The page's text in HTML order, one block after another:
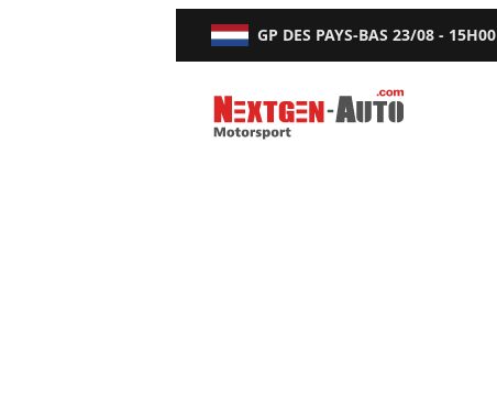
GP DES PAYS-BAS 23/08 - 15H00
Nextgen-Auto.com